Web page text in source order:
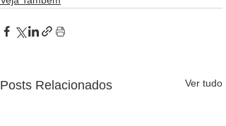
Posts Relacionados Ver tudo